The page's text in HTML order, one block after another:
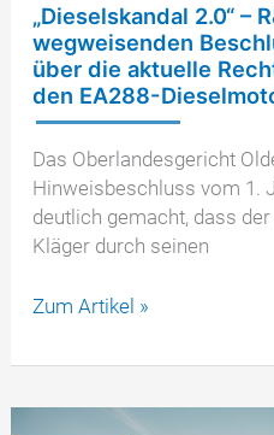
„Dieselskandal 2.0“ –
wegweisenden
über die aktuelle
den EA288-
Das Oberlandesgericht
Hinweisbeschluss vom 1.
deutlich gemacht, dass
Kläger durch seinen
„Dieselskandal
–
Zum Artikel »